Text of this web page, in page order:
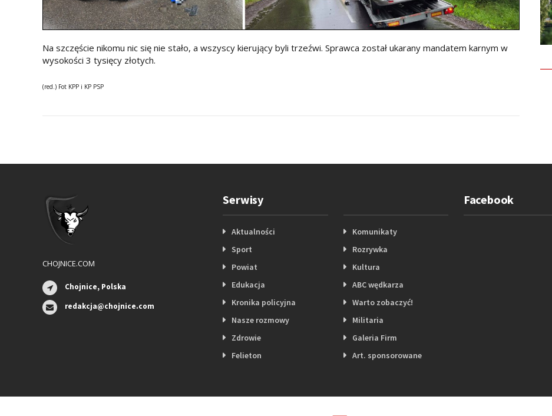
Na szczęście nikomu nic się nie stało, a wszyscy kierujący byli trzeźwi. Sprawca został ukarany mandatem karnym w
wysokości 3 tysięcy złotych.
(red.) Fot KPP i KP PSP
CHOJNICE.COM
Chojnice, Polska
redakcja@chojnice.com
Serwisy
Aktualności
Sport
Powiat
Edukacja
Kronika policyjna
Nasze rozmowy
Zdrowie
Felieton
Komunikaty
Rozrywka
Kultura
ABC wędkarza
Warto zobaczyć!
Militaria
Galeria Firm
Art. sponsorowane
Facebook